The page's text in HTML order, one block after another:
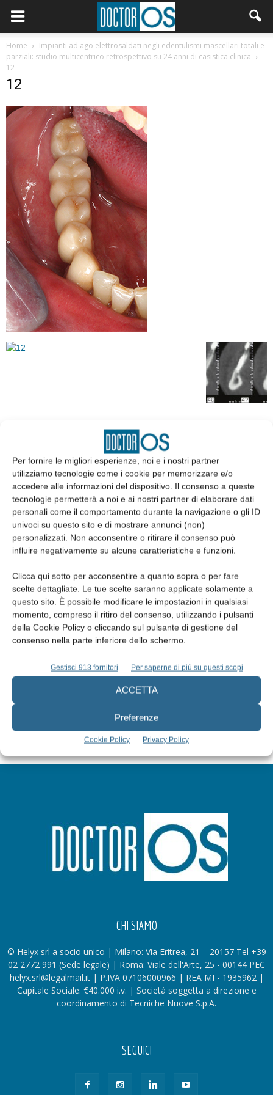
Per fornire le migliori esperienze, noi e i nostri partner
utilizziamo tecnologie come i cookie per memorizzare e/o
accedere alle informazioni del dispositivo. Il consenso a queste
tecnologie permetterà a noi e ai nostri partner di elaborare dati
personali come il comportamento durante la navigazione o gli ID
univoci su questo sito e di mostrare annunci (non)
personalizzati. Non acconsentire o ritirare il consenso può
influire negativamente su alcune caratteristiche e funzioni.
Clicca qui sotto per acconsentire a quanto sopra o per fare
scelte dettagliate. Le tue scelte saranno applicate solamente a
questo sito. È possibile modificare le impostazioni in qualsiasi
momento, compreso il ritiro del consenso, utilizzando i pulsanti
della Cookie Policy o cliccando sul pulsante di gestione del
consenso nella parte inferiore dello schermo.
Gestisci 913 fornitori Per saperne di più su questi scopi
ACCETTA
Preferenze
Cookie Policy Privacy Policy
Home
Impianti ad ago elettrosaldati negli edentulismi mascellari totali e
parziali: studio multicentrico retrospettivo su 24 anni di casistica clinica
12
12
EDICOLA
Edicola web
Abbonati
CHI SIAMO
© Helyx srl a socio unico | Milano: Via Eritrea, 21 – 20157 Tel +39
02 2772 991 (Sede legale) | Roma: Viale dell'Arte, 25 - 00144 PEC
helyx.srl@legalmail.it | P.IVA 07106000966 | REA MI - 1935962 |
Capitale Sociale: €40.000 i.v. | Società soggetta a direzione e
coordinamento di Tecniche Nuove S.p.A.
SEGUICI